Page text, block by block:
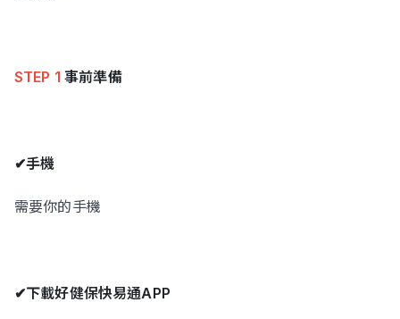
STEP 1事前準備
✔手機
需要你的手機
✔下載好健保快易通APP